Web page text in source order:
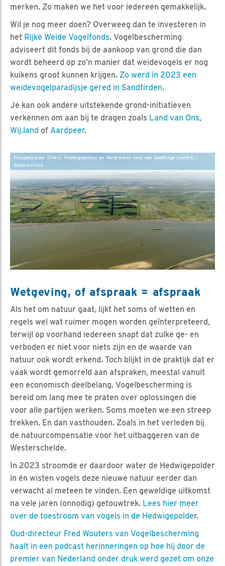
merken. Zo maken we het voor iedereen gemakkelijk.
Wil je nog meer doen? Overweeg dan te investeren in
het Rijke Weide Vogelfonds. Vogelbescherming
adviseert dit fonds bij de aankoop van grond die dan
wordt beheerd op zo’n manier dat weidevogels er nog
kuikens groot kunnen krijgen. Zo werd in 2023 een
weidevogelparadijsje gered in Sandfirden.
Je kan ook andere uitstekende grond-initiatieven
verkennen om aan bij te dragen zoals Land van Ons,
Wij.land of Aardpeer.
Prosperpolder (links), Hedwigepolder en Verdronken land van Saeftinge (rechts) /
Shutterstock
Wetgeving, of afspraak = afspraak
Als het om natuur gaat, lijkt het soms of wetten en
regels wel wat ruimer mogen worden geïnterpreteerd,
terwijl op voorhand iedereen snapt dat zulke ge- en
verboden er niet voor niets zijn en de waarde van
natuur ook wordt erkend. Toch blijkt in de praktijk dat er
vaak wordt gemorreld aan afspraken, meestal vanuit
een economisch deelbelang. Vogelbescherming is
bereid om lang mee te praten over oplossingen die
voor alle partijen werken. Soms moeten we een streep
trekken. En dan vasthouden. Zoals in het verleden bij
de natuurcompensatie voor het uitbaggeren van de
Westerschelde.
In 2023 stroomde er daardoor water de Hedwigepolder
in én wisten vogels deze nieuwe natuur eerder dan
verwacht al meteen te vinden. Een geweldige uitkomst
na vele jaren (onnodig) getouwtrek. Lees hier meer
over de toestroom van vogels in de Hedwigepolder.
Oud-directeur Fred Wouters van Vogelbescherming
haalt in een podcast herinneringen op hoe hij door de
premier van Nederland onder druk werd gezet om onze